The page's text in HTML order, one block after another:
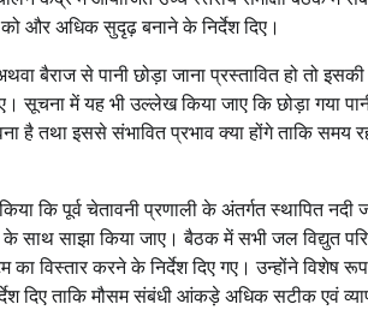
को और अधिक सुदृढ़ बनाने के निर्देश दिए।
बैराज से पानी छोड़ा जाना प्रस्तावित हो तो
सूचना में यह भी उल्लेख किया जाए कि छोड़ा गया
है तथा इससे संभावित प्रभाव क्या होंगे ताकि
कि पूर्व चेतावनी प्रणाली के अंतर्गत स्थापित
साथ साझा किया जाए। बैठक में सभी जल विद्युत
का विस्तार करने के निर्देश दिए गए। उन्होंने विशेष
दिए ताकि मौसम संबंधी आंकड़े अधिक सटीक एवं